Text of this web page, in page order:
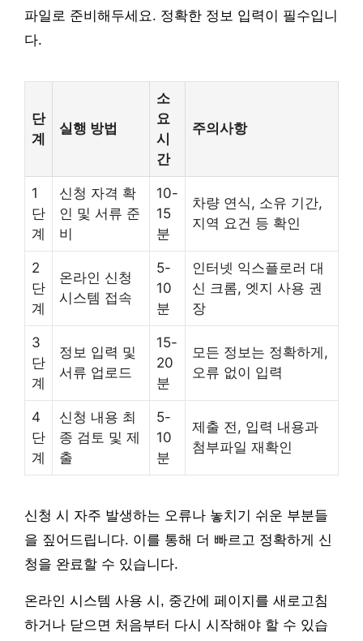
파일로 준비해두세요. 정확한 정보 입력이 필수입니
다.
단
계
실행 방법
소
요
시
간
주의사항
1
단
계
신청 자격 확
인 및 서류 준
비
10-
15
분
차량 연식, 소유 기간,
지역 요건 등 확인
2
단
계
온라인 신청
시스템 접속
5-
10
분
인터넷 익스플로러 대
신 크롬, 엣지 사용 권
장
3
단
계
정보 입력 및
서류 업로드
15-
20
분
모든 정보는 정확하게,
오류 없이 입력
4
단
계
신청 내용 최
종 검토 및 제
출
5-
10
분
제출 전, 입력 내용과
첨부파일 재확인
신청 시 자주 발생하는 오류나 놓치기 쉬운 부분들
을 짚어드립니다. 이를 통해 더 빠르고 정확하게 신
청을 완료할 수 있습니다.
온라인 시스템 사용 시, 중간에 페이지를 새로고침
하거나 닫으면 처음부터 다시 시작해야 할 수 있습